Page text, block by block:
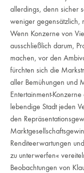
allerdings, denn sicher
weniger gegensätzlich,
Wenn Konzerne von
ausschließlich darum,
machen, vor den
fürchten sich die
aller Bemühungen und
Entertainment-
lebendige Stadt jeden
den
Renditeerwartungen
zu unterwerfen«
Beobachtungen von